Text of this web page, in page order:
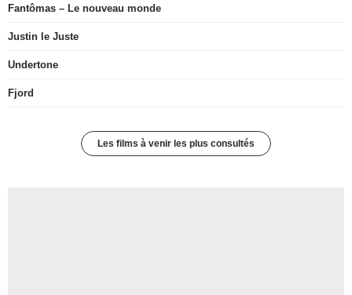
Fantômas – Le nouveau monde
Justin le Juste
Undertone
Fjord
Les films à venir les plus consultés